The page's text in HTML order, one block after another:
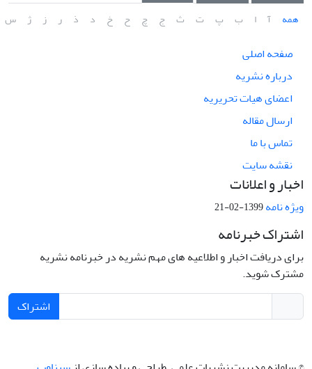
همه آ ا ب پ ت ث ج چ ح خ د ذ ر ز ژ س
صفحه اصلی
درباره نشریه
اعضای هیات تحریریه
ارسال مقاله
تماس با ما
نقشه سایت
اخبار و اعلانات
ویژه نامه1399-02-21
اشتراک خبرنامه
برای دریافت اخبار و اطلاعیه های مهم نشریه در خبرنامه نشریه
مشترک شوید.
اشتراک